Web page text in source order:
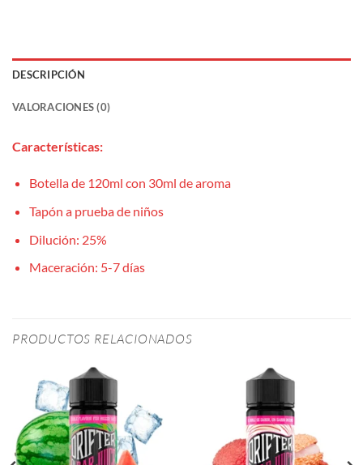
DESCRIPCIÓN
VALORACIONES (0)
Características:
Botella de 120ml con 30ml de aroma
Tapón a prueba de niños
Dilución: 25%
Maceración: 5-7 días
PRODUCTOS RELACIONADOS